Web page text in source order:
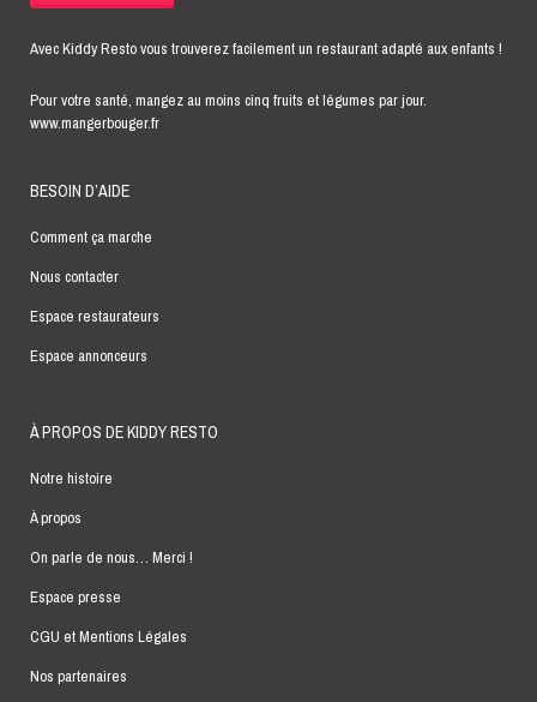
Avec Kiddy Resto vous trouverez facilement un restaurant adapté aux enfants !
Pour votre santé, mangez au moins cinq fruits et légumes par jour.
www.mangerbouger.fr
BESOIN D’AIDE
Comment ça marche
Nous contacter
Espace restaurateurs
Espace annonceurs
À PROPOS DE KIDDY RESTO
Notre histoire
À propos
On parle de nous… Merci !
Espace presse
CGU et Mentions Légales
Nos partenaires